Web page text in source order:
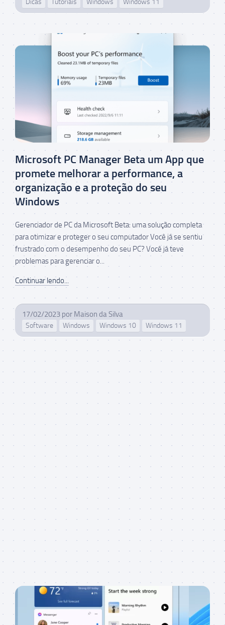
Dicas Tutoriais Windows Windows 11
Microsoft PC Manager Beta um App que
promete melhorar a performance, a
organização e a proteção do seu
Windows
Gerenciador de PC da Microsoft Beta: uma solução completa
para otimizar e proteger o seu computador Você já se sentiu
frustrado com o desempenho do seu PC? Você já teve
problemas para gerenciar o...
Continuar lendo...
17/02/2023 por Maison da Silva
Software Windows Windows 10 Windows 11